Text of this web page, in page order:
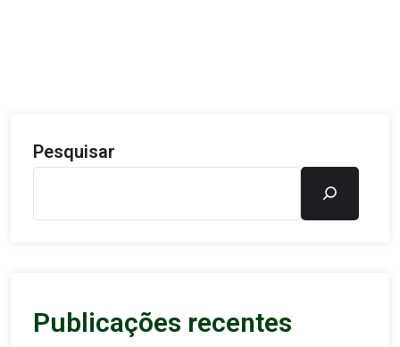
Pesquisar
Publicações recentes